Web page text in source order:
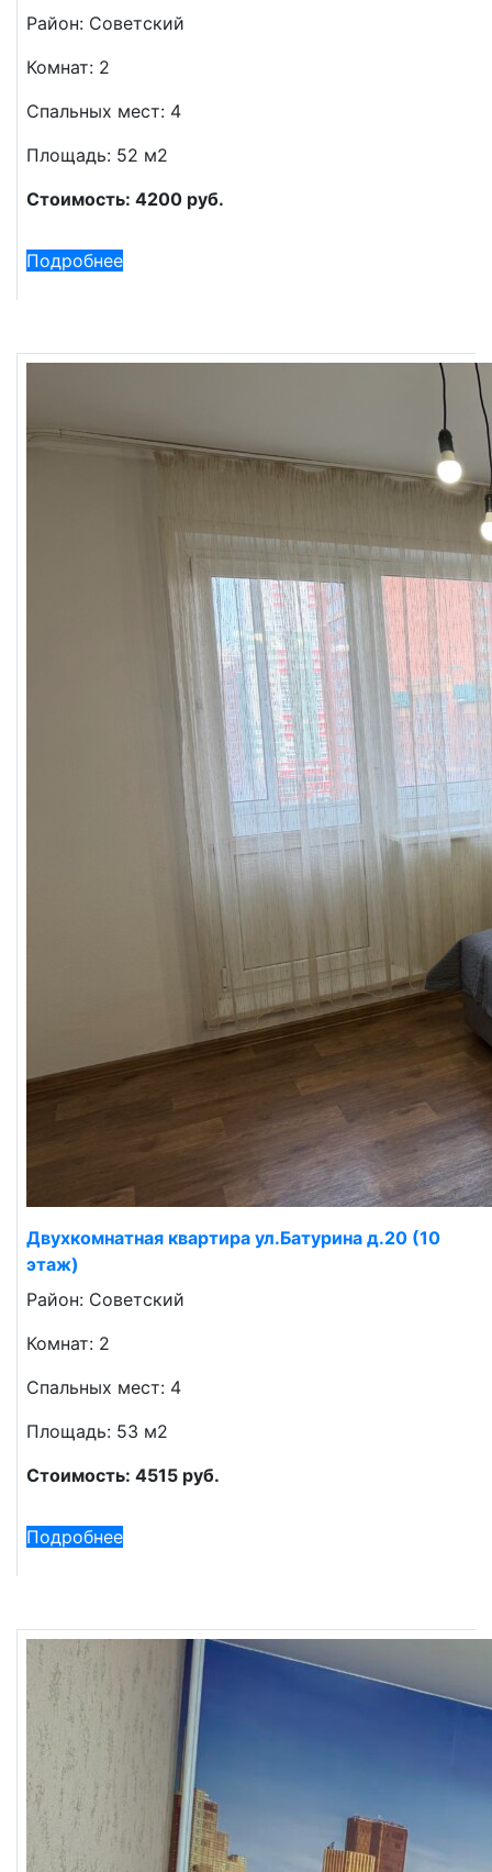
Район: Советский
Комнат: 2
Спальных мест: 4
Площадь: 52 м2
Стоимость: 4200 руб.
Подробнее
Двухкомнатная квартира ул.Батурина д.20 (10
этаж)
Район: Советский
Комнат: 2
Спальных мест: 4
Площадь: 53 м2
Стоимость: 4515 руб.
Подробнее